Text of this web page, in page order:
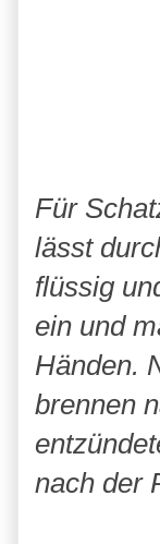
Für
lässt
flüssig
ein und
Händen.
brennen
nach der